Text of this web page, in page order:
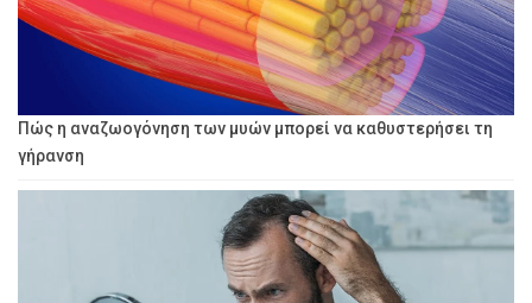
Πώς η αναζωογόνηση των μυών μπορεί να καθυστερήσει τη
γήρανση